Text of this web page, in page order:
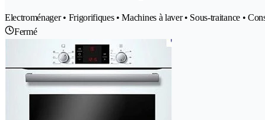
Electroménager • Frigorifiques • Machines à laver • Sous-traitance •
Fermé